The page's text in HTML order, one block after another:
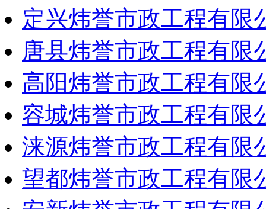
定兴炜誉市政工程有限
唐县炜誉市政工程有限
高阳炜誉市政工程有限
容城炜誉市政工程有限
涞源炜誉市政工程有限
望都炜誉市政工程有限